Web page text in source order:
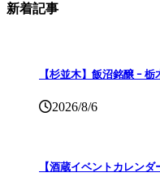
新着記事
【杉並木】飯沼銘醸 ｰ
2026/8/6
【酒蔵イベントカレン